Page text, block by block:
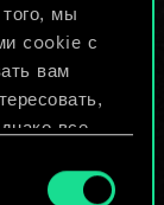
мы
cookie с
вам
все